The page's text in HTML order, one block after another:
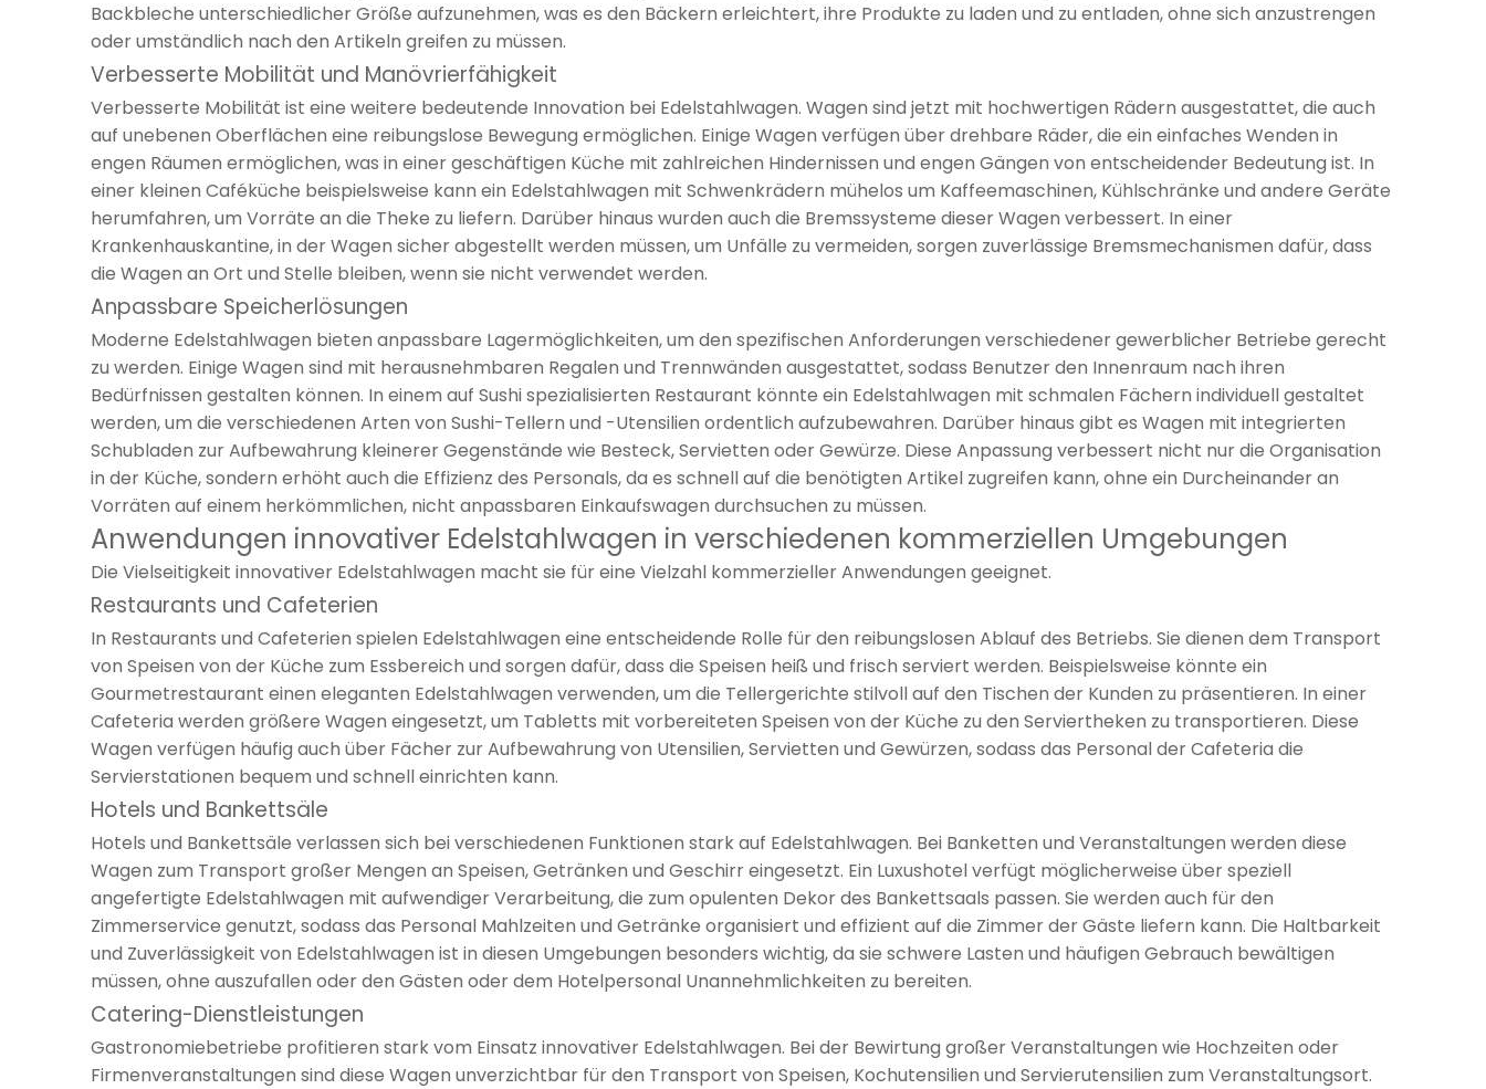
Backbleche unterschiedlicher Größe aufzunehmen, was es den Bäckern erleichtert, ihre Produkte zu laden und zu entladen, ohne sich anzustrengen
oder umständlich nach den Artikeln greifen zu müssen.
Verbesserte Mobilität und Manövrierfähigkeit
Verbesserte Mobilität ist eine weitere bedeutende Innovation bei Edelstahlwagen. Wagen sind jetzt mit hochwertigen Rädern ausgestattet, die auch
auf unebenen Oberflächen eine reibungslose Bewegung ermöglichen. Einige Wagen verfügen über drehbare Räder, die ein einfaches Wenden in
engen Räumen ermöglichen, was in einer geschäftigen Küche mit zahlreichen Hindernissen und engen Gängen von entscheidender Bedeutung ist. In
einer kleinen Caféküche beispielsweise kann ein Edelstahlwagen mit Schwenkrädern mühelos um Kaffeemaschinen, Kühlschränke und andere Geräte
herumfahren, um Vorräte an die Theke zu liefern. Darüber hinaus wurden auch die Bremssysteme dieser Wagen verbessert. In einer
Krankenhauskantine, in der Wagen sicher abgestellt werden müssen, um Unfälle zu vermeiden, sorgen zuverlässige Bremsmechanismen dafür, dass
die Wagen an Ort und Stelle bleiben, wenn sie nicht verwendet werden.
Anpassbare Speicherlösungen
Moderne Edelstahlwagen bieten anpassbare Lagermöglichkeiten, um den spezifischen Anforderungen verschiedener gewerblicher Betriebe gerecht
zu werden. Einige Wagen sind mit herausnehmbaren Regalen und Trennwänden ausgestattet, sodass Benutzer den Innenraum nach ihren
Bedürfnissen gestalten können. In einem auf Sushi spezialisierten Restaurant könnte ein Edelstahlwagen mit schmalen Fächern individuell gestaltet
werden, um die verschiedenen Arten von Sushi-Tellern und -Utensilien ordentlich aufzubewahren. Darüber hinaus gibt es Wagen mit integrierten
Schubladen zur Aufbewahrung kleinerer Gegenstände wie Besteck, Servietten oder Gewürze. Diese Anpassung verbessert nicht nur die Organisation
in der Küche, sondern erhöht auch die Effizienz des Personals, da es schnell auf die benötigten Artikel zugreifen kann, ohne ein Durcheinander an
Vorräten auf einem herkömmlichen, nicht anpassbaren Einkaufswagen durchsuchen zu müssen.
Anwendungen innovativer Edelstahlwagen in verschiedenen kommerziellen Umgebungen
Die Vielseitigkeit innovativer Edelstahlwagen macht sie für eine Vielzahl kommerzieller Anwendungen geeignet.
Restaurants und Cafeterien
In Restaurants und Cafeterien spielen Edelstahlwagen eine entscheidende Rolle für den reibungslosen Ablauf des Betriebs. Sie dienen dem Transport
von Speisen von der Küche zum Essbereich und sorgen dafür, dass die Speisen heiß und frisch serviert werden. Beispielsweise könnte ein
Gourmetrestaurant einen eleganten Edelstahlwagen verwenden, um die Tellergerichte stilvoll auf den Tischen der Kunden zu präsentieren. In einer
Cafeteria werden größere Wagen eingesetzt, um Tabletts mit vorbereiteten Speisen von der Küche zu den Serviertheken zu transportieren. Diese
Wagen verfügen häufig auch über Fächer zur Aufbewahrung von Utensilien, Servietten und Gewürzen, sodass das Personal der Cafeteria die
Servierstationen bequem und schnell einrichten kann.
Hotels und Bankettsäle
Hotels und Bankettsäle verlassen sich bei verschiedenen Funktionen stark auf Edelstahlwagen. Bei Banketten und Veranstaltungen werden diese
Wagen zum Transport großer Mengen an Speisen, Getränken und Geschirr eingesetzt. Ein Luxushotel verfügt möglicherweise über speziell
angefertigte Edelstahlwagen mit aufwendiger Verarbeitung, die zum opulenten Dekor des Bankettsaals passen. Sie werden auch für den
Zimmerservice genutzt, sodass das Personal Mahlzeiten und Getränke organisiert und effizient auf die Zimmer der Gäste liefern kann. Die Haltbarkeit
und Zuverlässigkeit von Edelstahlwagen ist in diesen Umgebungen besonders wichtig, da sie schwere Lasten und häufigen Gebrauch bewältigen
müssen, ohne auszufallen oder den Gästen oder dem Hotelpersonal Unannehmlichkeiten zu bereiten.
Catering-Dienstleistungen
Gastronomiebetriebe profitieren stark vom Einsatz innovativer Edelstahlwagen. Bei der Bewirtung großer Veranstaltungen wie Hochzeiten oder
Firmenveranstaltungen sind diese Wagen unverzichtbar für den Transport von Speisen, Kochutensilien und Servierutensilien zum Veranstaltungsort.